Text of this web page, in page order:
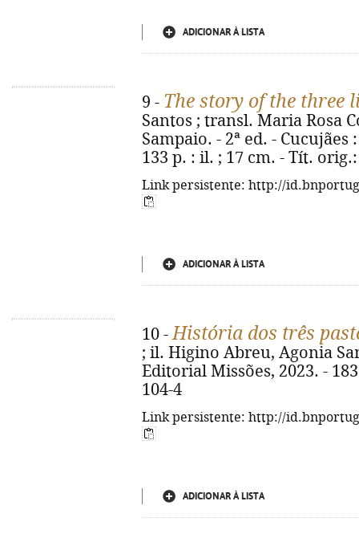
ADICIONAR À LISTA
9 - The story of the three
Santos ; transl. Maria Rosa
Sampaio. - 2ª ed. -
133 p. : il. ; 17 cm. - Tít.
Link persistente: http://
ADICIONAR À LISTA
10 -História dos três
; il. Higino Abreu, Agonia
Editorial Missões, 2023. -
104-4
Link persistente: http://
ADICIONAR À LISTA